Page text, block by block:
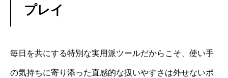
プレイ
毎日を共にする特別な実用派ツールだからこそ、使い手
の気持ちに寄り添った直感的な扱いやすさは外せないポ